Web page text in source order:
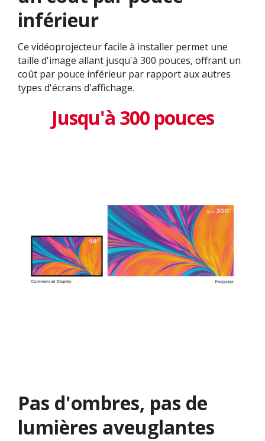
inférieur
Ce vidéoprojecteur facile à installer permet une
taille d'image allant jusqu'à 300 pouces, offrant un
coût par pouce inférieur par rapport aux autres
types d'écrans d'affichage.
Jusqu'à 300 pouces
Pas d'ombres, pas de
lumières aveuglantes